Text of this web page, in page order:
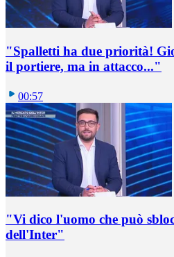
"Spalletti ha due priorità!
il portiere, ma in attacco..."
00:57
"Vi dico l'uomo che può
dell'Inter"